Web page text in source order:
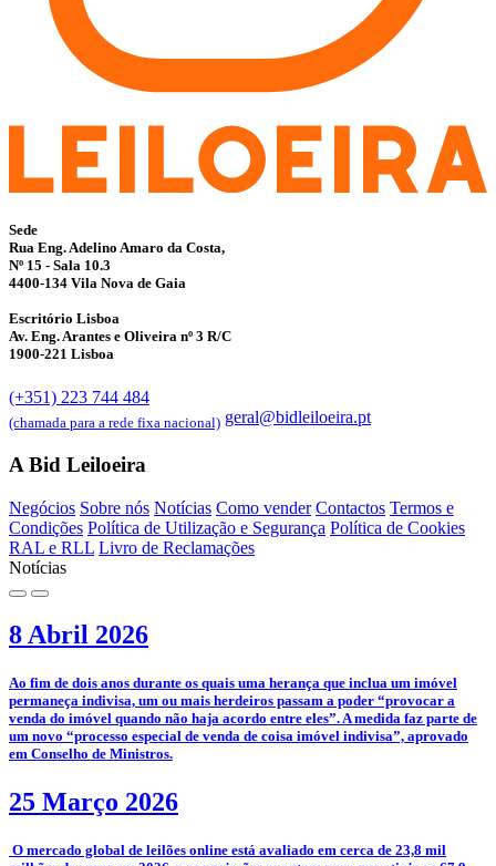
Sede
Rua Eng. Adelino Amaro da Costa,
Nº 15 - Sala 10.3
4400-134 Vila Nova de Gaia
Escritório Lisboa
Av. Eng. Arantes e Oliveira nº 3 R/C
1900-221 Lisboa
(+351) 223 744 484
(chamada para a rede fixa nacional) geral@bidleiloeira.pt
A Bid Leiloeira
Negócios Sobre nós Notícias Como vender Contactos Termos e
Condições Política de Utilização e Segurança Política de Cookies
RAL e RLL Livro de Reclamações
Notícias
8 Abril 2026
­Ao fim de dois anos durante os quais uma herança que inclua um imóvel
permaneça indivisa, um ou mais herdeiros passam a poder “provocar a
venda do imóvel quando não haja acordo entre eles”. A medida faz parte de
um novo “processo especial de venda de coisa imóvel indivisa”, aprovado
em Conselho de Ministros.
25 Março 2026
­­ O mercado global de leilões online está avaliado em cerca de 23,8 mil